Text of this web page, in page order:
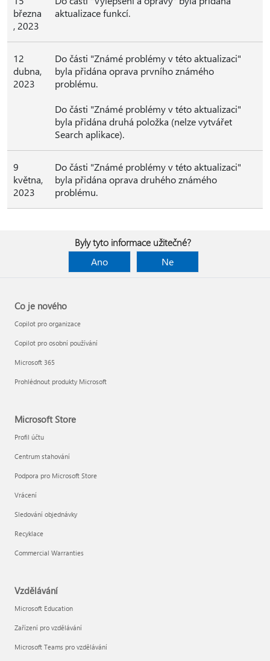
března
, 2023
aktualizace funkcí.
12
dubna,
2023
Do části "Známé problémy v této aktualizaci"
byla přidána oprava prvního známého
problému.
Do části "Známé problémy v této aktualizaci"
byla přidána druhá položka (nelze vytvářet
Search aplikace).
9
května,
2023
Do části "Známé problémy v této aktualizaci"
byla přidána oprava druhého známého
problému.
Byly tyto informace užitečné?
Ano
Ne
Co je nového
Copilot pro organizace
Copilot pro osobní používání
Microsoft 365
Prohlédnout produkty Microsoft
Microsoft Store
Profil účtu
Centrum stahování
Podpora pro Microsoft Store
Vrácení
Sledování objednávky
Recyklace
Commercial Warranties
Vzdělávání
Microsoft Education
Zařízení pro vzdělávání
Microsoft Teams pro vzdělávání